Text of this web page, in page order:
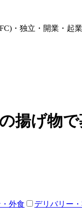
・独立・開業・起
揚げ物
外食 デリバリー